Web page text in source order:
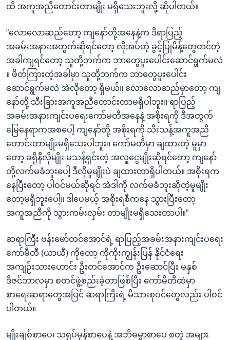
ထိ အကူအညီတောင်းတာမျိုး မရှိသေးဘူးလို့ ဆိုပါတယ်။
“လောလောဆည်တော့ ကျနော်တို့အနေနဲ့က ဒီရာပြည့်
အခမ်းအနားအတွက်ဆိုရင်တော့ လိုအပ်တဲ့ ခွင့်ပြုမိန့်တွေတင်တဲ့
အခါကျရင်တော့ သူတို့ဘက်က ဘာတွေပူးပေါင်းဆောင်ရွက်မလဲ
။ ဖိတ်ကြားတဲ့အခါမှာ သူတို့ဘက်က ဘာတွေပူးပေါင်း
ဆောင်ရွက်မလဲ အဲလိုတော့ ရှိမယ်။ လောလောဆည်မှာတော့ ကျ
နော်တို့ သီးခြားအကူအညီတောင်းတာမရှိပါဘူး။ ရာပြည့်
အခမ်းအနားကျင်းပရေးကော်မတီအနေနဲ့ အစိုးရကို ဒီအတွက်
မြေနေရာကအစပေါ့ ကျနော်တို့ အစိုးရကို သီးသန့်အကူအညီ
တောင်းတာမျိုးမရှိသေးပါဘူး။ ကော်မတီမှာ ချထားတဲ့ မူမှာ
တော့ ခရိုနီလိုမျိုး မသန့်ရှင်းတဲ့ အလှူငွေမျိုးဆိုရင်တော့ ကျနော်
တို့လက်မခံဘူးပေါ့ ဒီလိုမူမျိုးပဲ ချထားတာရှိပါတယ်။ အစိုးရက
နေပြီးတော့ ပါဝင်မယ်ဆိုရင် အဲဒါကို လက်မခံဘူးဆိုတဲ့မူမျိုး
တော့မရှိဘူးပေါ့။ ဒါပေမယ့် အစိုးရစီကနေ သွားပြီးတော့
အကူအညီကို သွားကမ်းလှမ်း တာမျိုးမရှိသေးတာပါ။”
ဆရာကြီး ဗန်းမော်တင်အောင်ရဲ့ ရာပြည့်အခမ်းအနားကျင်းပရေး
ကော်မီတီ (ယာယီ) ကိုတော့ ကိုကိုးကျွန်းပြန် နိုင်ငံရေး
အကျဉ်းသားဟောင်း ဦးတင်အောင်က ဦးဆောင်ပြီး မနှစ်
ဒီဇင်ဘာလမှာ စတင်ဖွဲ့စည်းခဲ့တာဖြစ်ပြီး ကော်မီတီထဲမှာ
စာရေးဆရာတွေအပြင် ဆရာကြီးရဲ့ မိသားစုဝင်တွေလည်း ပါဝင်
ပါတယ်။
မျိုးချစ်စာပေ၊ သရုပ်မှန်စာပေနဲ့ အဘိဓမ္မာစာပေ စတဲ့ အများ